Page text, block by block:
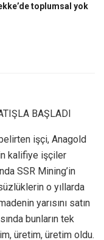
toplumsal yok
BAŞLADI
belirten işçi, Anagold
kalifiye işçiler
SSR Mining’in
o yıllarda
yarısını satın
bunların tek
üretim, üretim oldu.